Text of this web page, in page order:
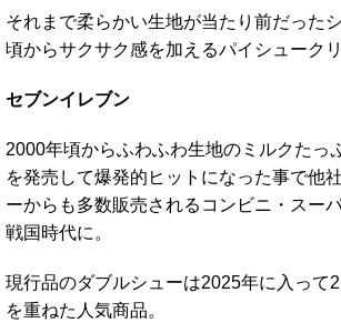
それまで柔らかい生地が当たり前だった
頃からサクサク感を加えるパイシューク
セブンイレブン
2000年頃からふわふわ生地のミルクたっ
を発売して爆発的ヒットになった事で他
ーからも多数販売されるコンビニ・スー
戦国時代に。
現行品のダブルシューは2025年に入って
を重ねた人気商品。